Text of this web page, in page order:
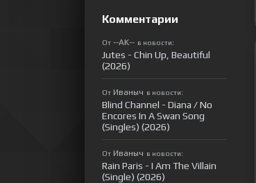
Комментарии
От --AK-- в новости:
Jutes - Chin Up, Beautiful
(2026)
От Иваныч в новости:
Blind Channel - Diana / No
Encores In A Swan Song
(Singles) (2026)
От Иваныч в новости:
Rain Paris - I Am The Villain
(Single) (2026)